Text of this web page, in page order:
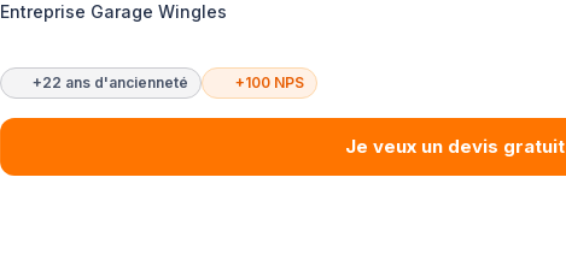
Entreprise Garage Wingles
+22 ans d'ancienneté +100 NPS
Je veux un devis gratuit